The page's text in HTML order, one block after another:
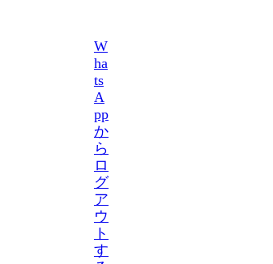
W
ha
ts
A
pp
か
ら
ロ
グ
ア
ウ
ト
す